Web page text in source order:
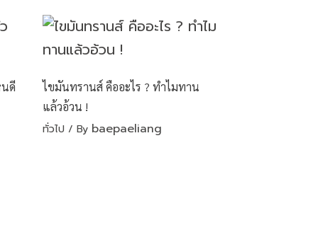
ดี
ไขมันทรานส์ คืออะไร ? ทำไมทาน
แล้วอ้วน !
ทั่วไป / By baepaeliang